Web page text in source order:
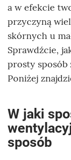
a w efekcie
przyczyną
skórnych u
Sprawdźcie,
prosty sposób
Poniżej
W jaki
sposób